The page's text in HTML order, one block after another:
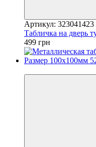
Артикул: 323041423
Табличка на дверь
499 грн